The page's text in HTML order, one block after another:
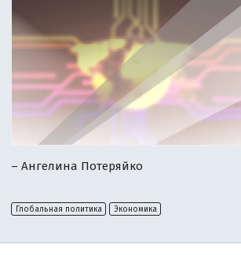
– Ангелина Потеряйко
Глобальная политика Экономика